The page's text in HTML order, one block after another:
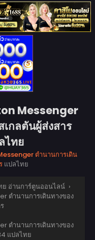
Messenger
กลตันผู้ส่งสาร
ไทย
ตำนานการเดิน
แปลไทย
ย อ่านการ์ตูนออนไลน์ ›
ตำนานการเดินทางของ
ตำนานการเดินทางของ
แปลไทย